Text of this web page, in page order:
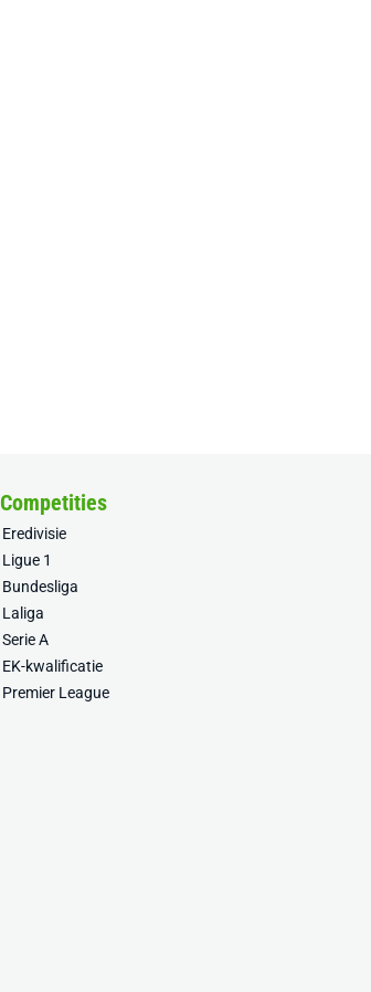
Competities
Eredivisie
Ligue 1
Bundesliga
Laliga
Serie A
EK-kwalificatie
Premier League